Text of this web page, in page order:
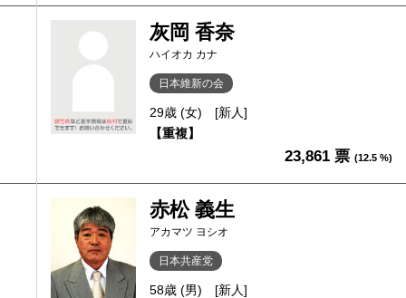
灰岡 香奈
ハイオカ カナ
日本維新の会
29歳 (女)
[新人]
【重複】
23,861 票 (12.5 %)
赤松 義生
アカマツ ヨシオ
日本共産党
58歳 (男) [新人]